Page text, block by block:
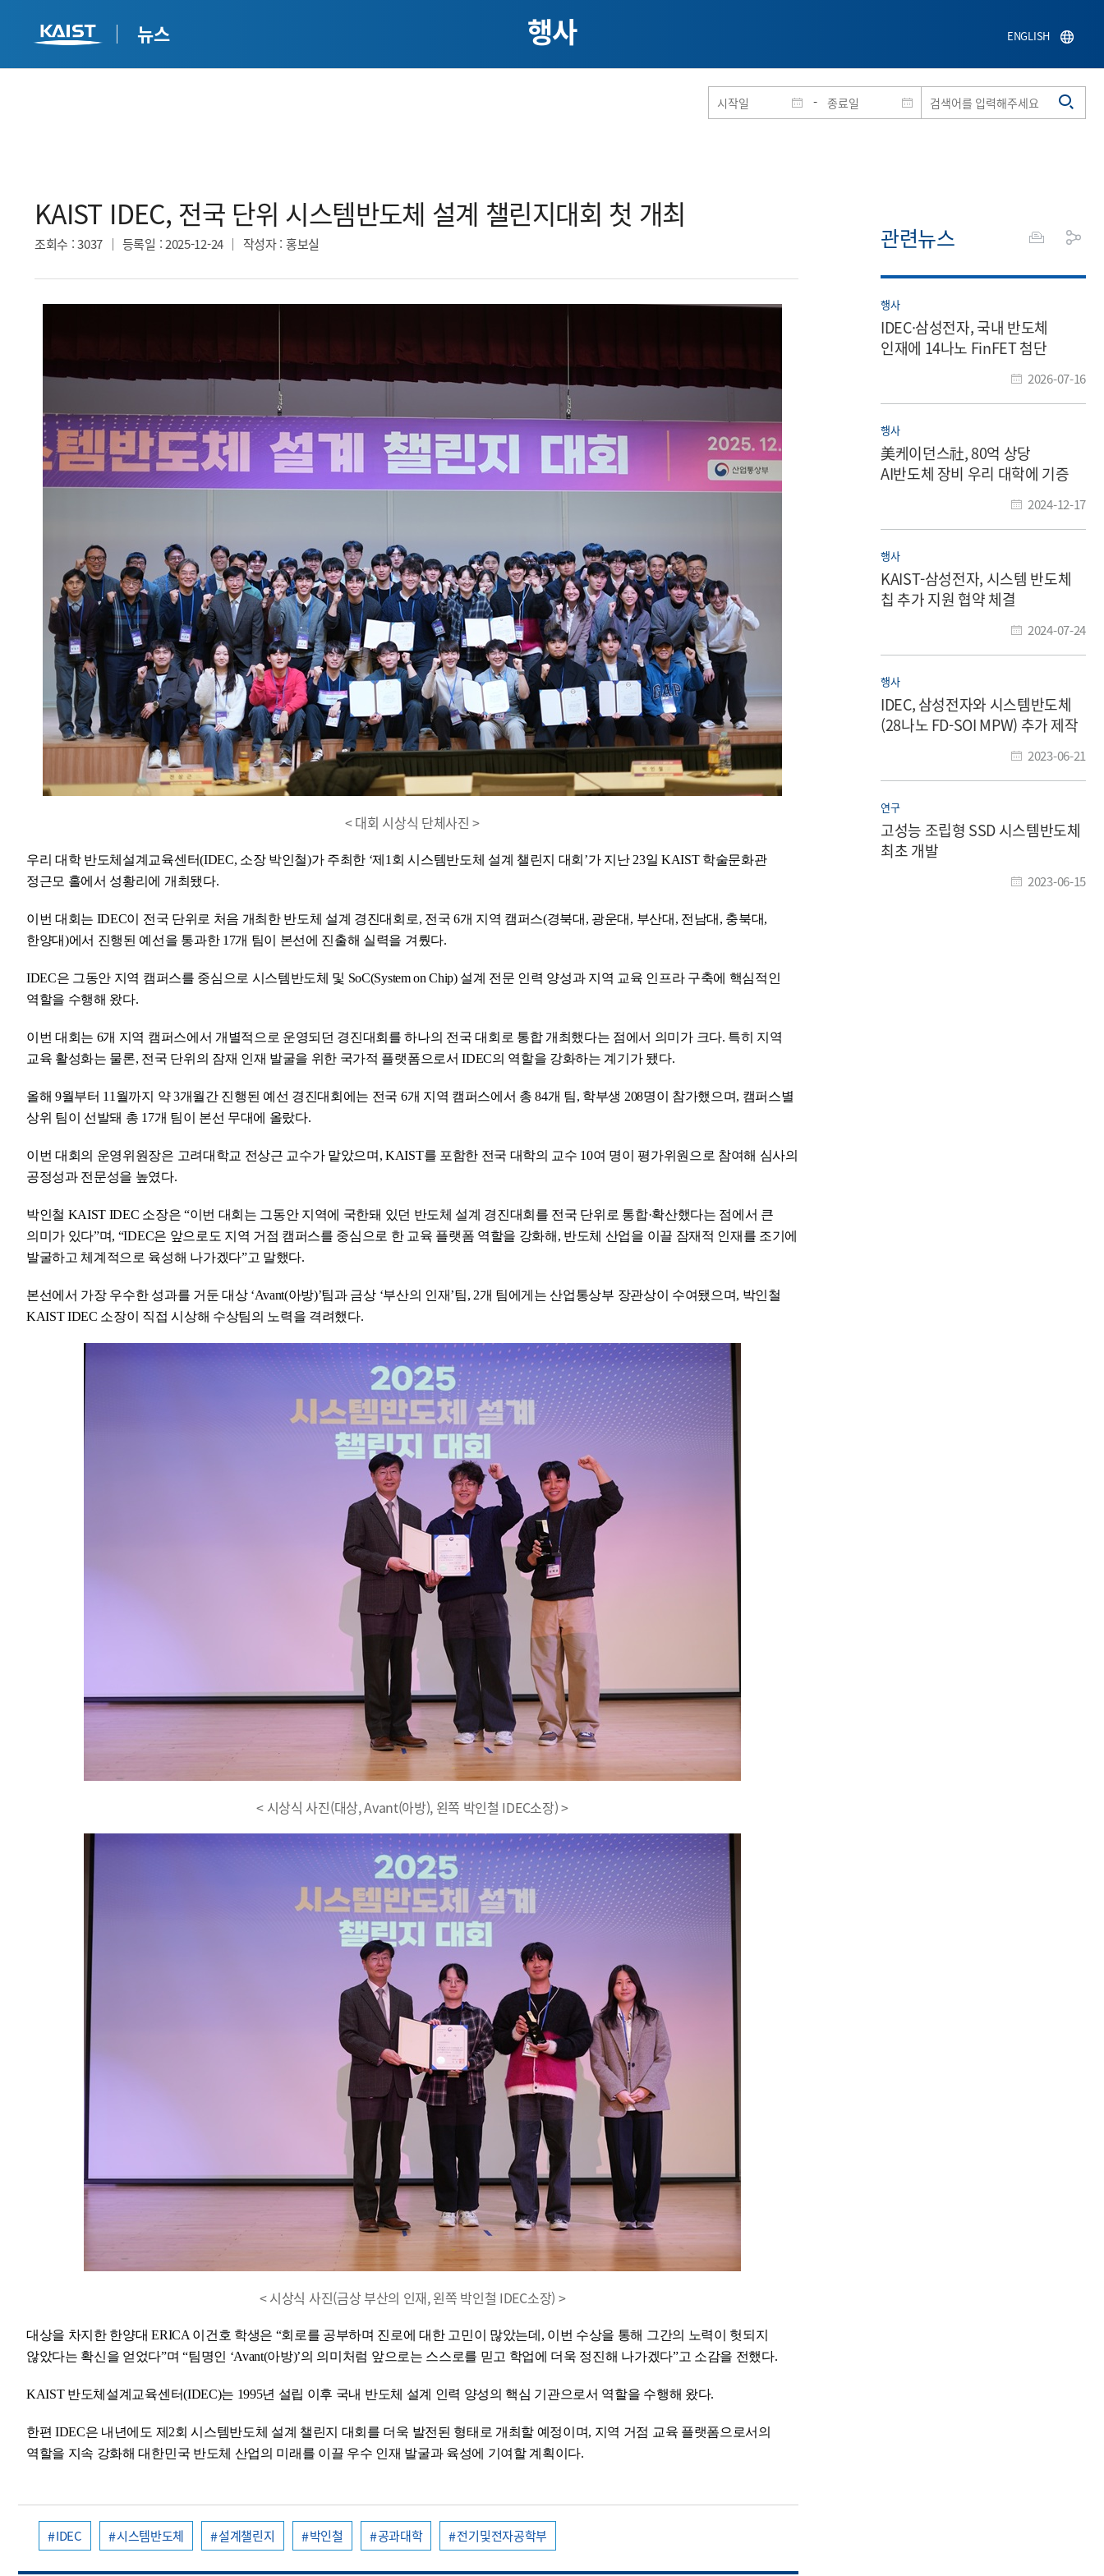
뉴스
홈페이지 통합검색
-
ENGLISH
행사
KAIST IDEC, 전국 단위 시스템반도체 설계 챌린지대회 첫 개최​
조회수 : 3037 등록일 : 2025-12-24 작성자: 홍보실
< 대회 시상식 단체사진 >
우리 대학 반도체설계교육센터(IDEC, 소장 박인철)가 주최한 ‘제1회 시스템반도체 설계 챌린지 대회’가 지난 23일 KAIST 학술문화관
정근모 홀에서 성황리에 개최됐다.
이번 대회는 IDEC이 전국 단위로 처음 개최한 반도체 설계 경진대회로, 전국 6개 지역 캠퍼스(경북대, 광운대, 부산대, 전남대, 충북대,
한양대)에서 진행된 예선을 통과한 17개 팀이 본선에 진출해 실력을 겨뤘다.
IDEC은 그동안 지역 캠퍼스를 중심으로 시스템반도체 및 SoC(System on Chip) 설계 전문 인력 양성과 지역 교육 인프라 구축에 핵심적인
역할을 수행해 왔다.
이번 대회는 6개 지역 캠퍼스에서 개별적으로 운영되던 경진대회를 하나의 전국 대회로 통합 개최했다는 점에서 의미가 크다. 특히 지역
교육 활성화는 물론, 전국 단위의 잠재 인재 발굴을 위한 국가적 플랫폼으로서 IDEC의 역할을 강화하는 계기가 됐다.
올해 9월부터 11월까지 약 3개월간 진행된 예선 경진대회에는 전국 6개 지역 캠퍼스에서 총 84개 팀, 학부생 208명이 참가했으며, 캠퍼스별
상위 팀이 선발돼 총 17개 팀이 본선 무대에 올랐다.
이번 대회의 운영위원장은 고려대학교 전상근 교수가 맡았으며, KAIST를 포함한 전국 대학의 교수 10여 명이 평가위원으로 참여해 심사의
공정성과 전문성을 높였다.
박인철 KAIST IDEC 소장은 “이번 대회는 그동안 지역에 국한돼 있던 반도체 설계 경진대회를 전국 단위로 통합·확산했다는 점에서 큰
의미가 있다”며, “IDEC은 앞으로도 지역 거점 캠퍼스를 중심으로 한 교육 플랫폼 역할을 강화해, 반도체 산업을 이끌 잠재적 인재를 조기에
발굴하고 체계적으로 육성해 나가겠다”고 말했다.
본선에서 가장 우수한 성과를 거둔 대상 ‘Avant(아방)’팀과 금상 ‘부산의 인재’팀, 2개 팀에게는 산업통상부 장관상이 수여됐으며, 박인철
KAIST IDEC 소장이 직접 시상해 수상팀의 노력을 격려했다.
< 시상식 사진(대상, Avant(아방), 왼쪽 박인철 IDEC소장) >
< 시상식 사진(금상 부산의 인재, 왼쪽 박인철 IDEC소장) >
대상을 차지한 한양대 ERICA 이건호 학생은 “회로를 공부하며 진로에 대한 고민이 많았는데, 이번 수상을 통해 그간의 노력이 헛되지
않았다는 확신을 얻었다”며 “팀명인 ‘Avant(아방)’의 의미처럼 앞으로는 스스로를 믿고 학업에 더욱 정진해 나가겠다”고 소감을 전했다.
KAIST 반도체설계교육센터(IDEC)는 1995년 설립 이후 국내 반도체 설계 인력 양성의 핵심 기관으로서 역할을 수행해 왔다.
한편 IDEC은 내년에도 제2회 시스템반도체 설계 챌린지 대회를 더욱 발전된 형태로 개최할 예정이며, 지역 거점 교육 플랫폼으로서의
역할을 지속 강화해 대한민국 반도체 산업의 미래를 이끌 우수 인재 발굴과 육성에 기여할 계획이다.
IDEC 시스템반도체 설계챌린지 박인철 공과대학 전기및전자공학부
관련뉴스
행사
IDEC·삼성전자, 국내 반도체
인재에 14나노 FinFET 첨단
2026-07-16
행사
美케이던스社, 80억 상당
AI반도체 장비 우리 대학에 기증
2024-12-17
행사
KAIST-삼성전자, 시스템 반도체
칩 추가 지원 협약 체결
2024-07-24
행사
IDEC, 삼성전자와 시스템반도체
(28나노 FD-SOI MPW) 추가 제작
2023-06-21
연구
고성능 조립형 SSD 시스템반도체
최초 개발
2023-06-15